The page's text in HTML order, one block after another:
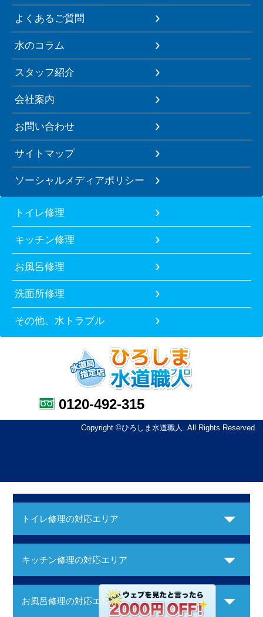
よくあるご質問
水のコラム
スタッフ紹介
会社案内
お問い合わせ
サイトマップ
ソーシャルメディアポリシー
トイレ修理
キッチン修理
お風呂修理
洗面所修理
その他、水トラブル
0120-492-315
Copyright ©ひろしま水道職人. All Rights Reserved.
トイレ修理の対応エリア
キッチン修理の対応エリア
お風呂修理の対応エリア